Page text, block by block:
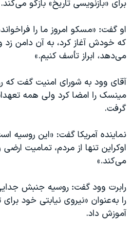
برای «بازنویسی تاریخ» بازگو می‌کند.
او گفت: «مسکو امروز ما را
که خودش آغاز کرد، به آن دامن زد
می‌دهد، ابراز تأسف کنیم.»
آقای وود به شورای امنیت گفت که
مینسک را امضا کرد ولی همه
گرفت.
نماینده آمریکا گفت: «این روسیه
اوکراین تنها از مردم، تمامیت
می‌کند.»
رابرت وود گفت: روسیه جنبش
را به‌عنوان «نیروی نیابتی خود
آموزش داد.